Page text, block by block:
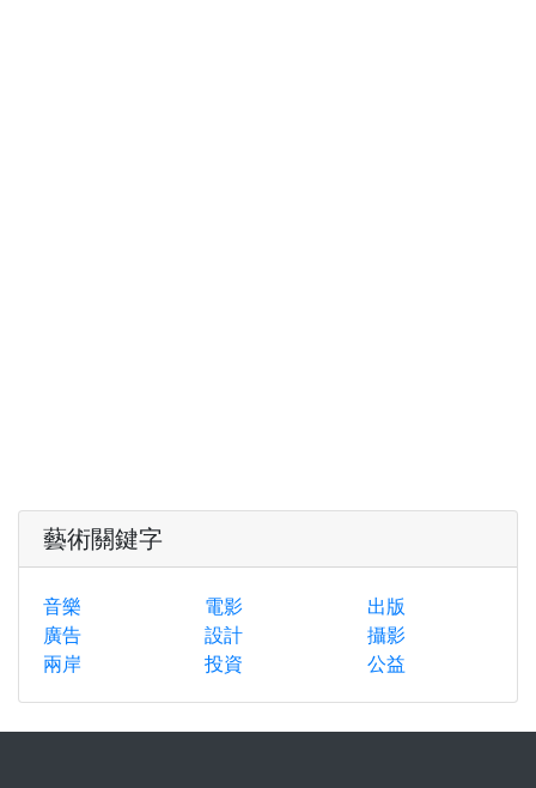
藝術關鍵字
音樂 電影
出版
廣告
設計
攝影
兩岸
投資 公益